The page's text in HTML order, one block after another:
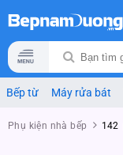
Bếp từ Máy rửa bát
Phụ kiện nhà bếp 142